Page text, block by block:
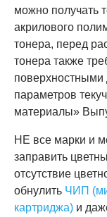
можно получать
акрилового
тонера, перед
тонера также
поверхностными
параметров
материалы»
НЕ все марки и
заправить
отсутствие
обнулить ЧИП
картриджа) и